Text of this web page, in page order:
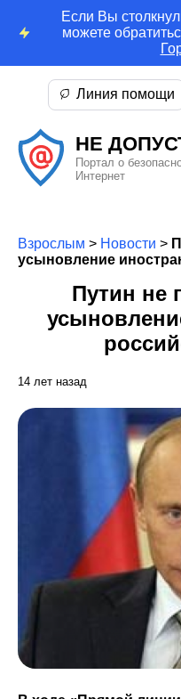
Если Вы
можете
НЕ
Портал о
Интернет
Линия помощи
Взрослым > Новости >
усыновление
Путин не
14 лет назад